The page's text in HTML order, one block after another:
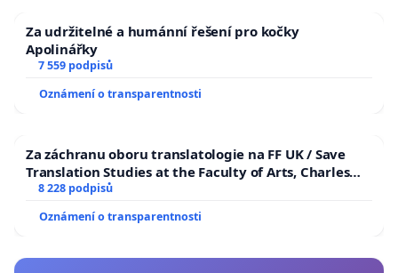
Za udržitelné a humánní řešení pro kočky
Apolinářky
7 559 podpisů
Oznámení o transparentnosti
Za záchranu oboru translatologie na FF UK / Save
Translation Studies at the Faculty of Arts, Charles
University
8 228 podpisů
Oznámení o transparentnosti